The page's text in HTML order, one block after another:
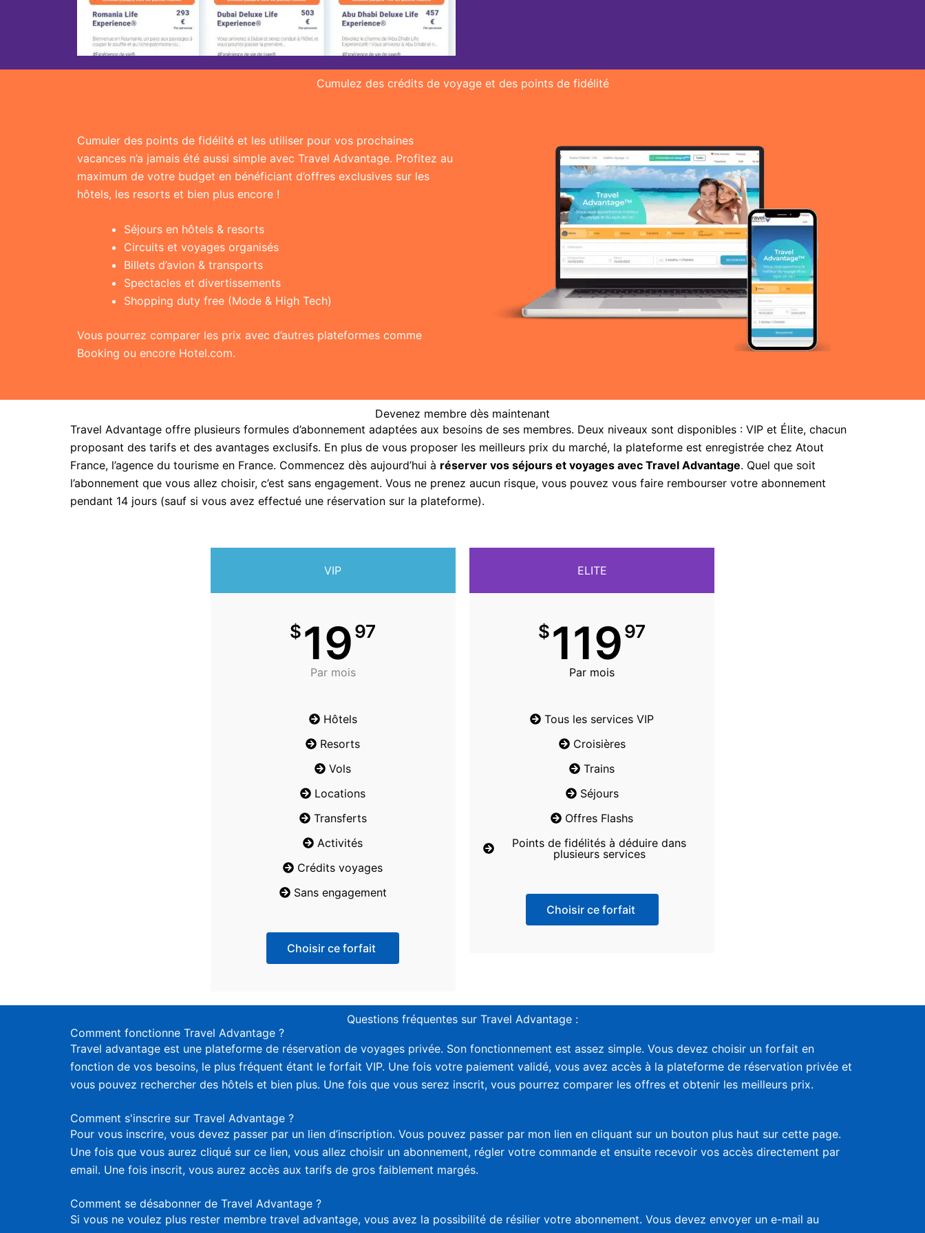
Cumulez des crédits de voyage et des points de fidélité
Cumuler des points de fidélité et les utiliser pour vos prochaines
vacances n’a jamais été aussi simple avec Travel Advantage. Profitez au
maximum de votre budget en bénéficiant d’offres exclusives sur les
hôtels, les resorts et bien plus encore !
Séjours en hôtels & resorts
Circuits et voyages organisés
Billets d’avion & transports
Spectacles et divertissements
Shopping duty free (Mode & High Tech)
Vous pourrez comparer les prix avec d’autres plateformes comme
Booking ou encore Hotel.com.
Devenez membre dès maintenant
Travel Advantage offre plusieurs formules d’abonnement adaptées aux besoins de ses membres. Deux niveaux sont disponibles : VIP et Élite, chacun
proposant des tarifs et des avantages exclusifs. En plus de vous proposer les meilleurs prix du marché, la plateforme est enregistrée chez Atout
France, l’agence du tourisme en France. Commencez dès aujourd’hui à réserver vos séjours et voyages avec Travel Advantage. Quel que soit
l’abonnement que vous allez choisir, c’est sans engagement. Vous ne prenez aucun risque, vous pouvez vous faire rembourser votre abonnement
pendant 14 jours (sauf si vous avez effectué une réservation sur la plateforme).
VIP
$1997
Par mois
Hôtels
Resorts
Vols
Locations
Transferts
Activités
Crédits voyages
Sans engagement
Choisir ce forfait
ELITE
$11997
Par mois
Tous les services VIP
Croisières
Trains
Séjours
Offres Flashs
Points de fidélités à déduire dans
plusieurs services
Choisir ce forfait
Questions fréquentes sur Travel Advantage :
Comment fonctionne Travel Advantage ?
Travel advantage est une plateforme de réservation de voyages privée. Son fonctionnement est assez simple. Vous devez choisir un forfait en
fonction de vos besoins, le plus fréquent étant le forfait VIP. Une fois votre paiement validé, vous avez accès à la plateforme de réservation privée et
vous pouvez rechercher des hôtels et bien plus. Une fois que vous serez inscrit, vous pourrez comparer les offres et obtenir les meilleurs prix.
Comment s'inscrire sur Travel Advantage ?
Pour vous inscrire, vous devez passer par un lien d’inscription. Vous pouvez passer par mon lien en cliquant sur un bouton plus haut sur cette page.
Une fois que vous aurez cliqué sur ce lien, vous allez choisir un abonnement, régler votre commande et ensuite recevoir vos accès directement par
email. Une fois inscrit, vous aurez accès aux tarifs de gros faiblement margés.
Comment se désabonner de Travel Advantage ?
Si vous ne voulez plus rester membre travel advantage, vous avez la possibilité de résilier votre abonnement. Vous devez envoyer un e-mail au